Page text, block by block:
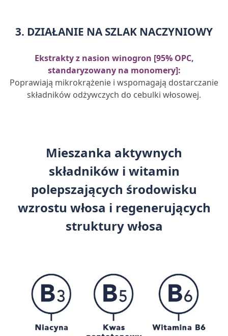
3. DZIAŁANIE NA SZLAK NACZYNIOWY
Ekstrakty z nasion winogron [95% OPC,
standaryzowany na monomery]:
Poprawiają mikrokrążenie i wspomagają dostarczanie
składników odżywczych do cebulki włosowej.
Mieszanka aktywnych
składników i witamin
polepszających środowisku
wzrostu włosa i regenerujących
struktury włosa